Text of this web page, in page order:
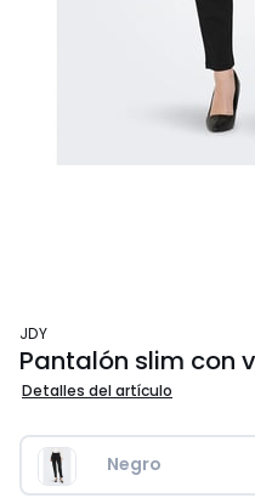
JDY
Pantalón slim con
Detalles del artículo
Negro